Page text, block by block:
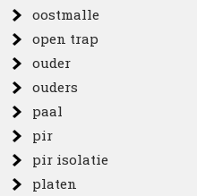
oostmalle
open trap
ouder
ouders
paal
pir
pir isolatie
platen